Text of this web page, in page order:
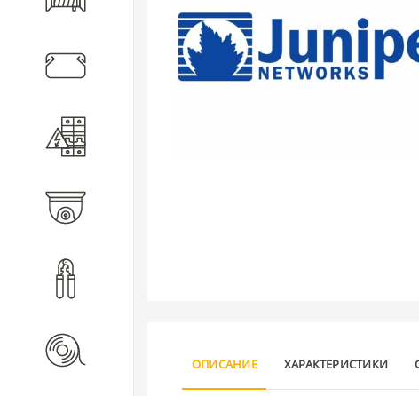
Кабеленесущие системы
ОПИСАНИЕ ХАРАКТЕРИСТИКИ